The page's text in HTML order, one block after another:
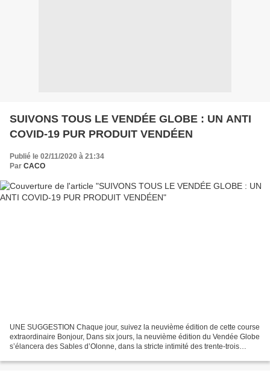
SUIVONS TOUS LE VENDÉE GLOBE : UN ANTI
COVID-19 PUR PRODUIT VENDÉEN
Publié le 02/11/2020 à 21:34
Par CACO
UNE SUGGESTION Chaque jour, suivez la neuvième édition de cette course
extraordinaire Bonjour, Dans six jours, la neuvième édition du Vendée Globe
s’élancera des Sables d’Olonne, dans la stricte intimité des trente-trois